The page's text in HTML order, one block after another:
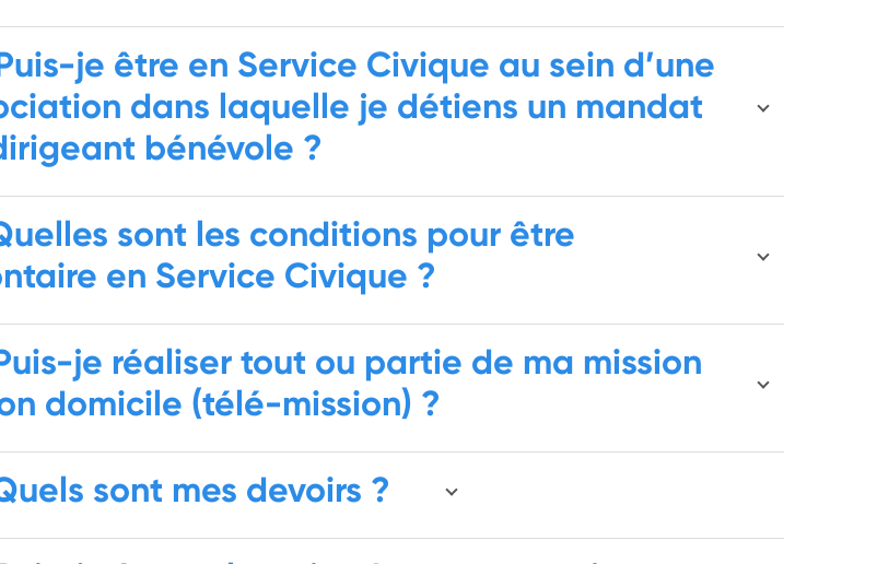
je être en Service Civique au sein d’une
dans laquelle je détiens un mandat
bénévole ?
sont les conditions pour être
en Service Civique ?
je réaliser tout ou partie de ma mission
domicile (télé-mission) ?
sont mes devoirs ?